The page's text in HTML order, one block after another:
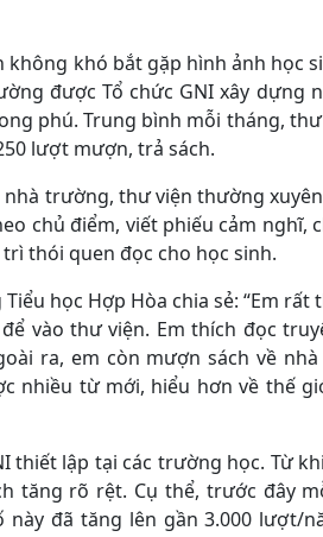
không khó bắt gặp hình ảnh học
được Tổ chức GNI xây dựng
phú. Trung bình mỗi tháng,
lượt mượn, trả sách.
trường, thư viện thường
chủ điểm, viết phiếu cảm nghĩ,
thói quen đọc cho học sinh.
học Hợp Hòa chia sẻ: “Em
vào thư viện. Em thích đọc
ra, em còn mượn sách về
nhiều từ mới, hiểu hơn về thế
thiết lập tại các trường học. Từ
tăng rõ rệt. Cụ thể, trước đây
đã tăng lên gần 3.000 lượt/